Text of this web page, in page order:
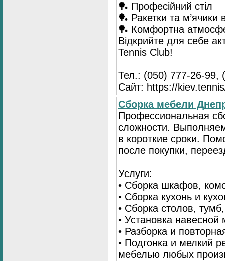
🏓 Професійний стіл
🏓 Ракетки та м’ячики
🏓 Комфортна
Відкрийте для себе
Tennis Club!
Тел.: (050) 777-26-99,
Сайт: https://
Сборка мебели
Профессиональная
сложности.
в короткие сроки.
после покупки,
Услуги:
• Сборка шкафов,
• Сборка кухонь и
• Сборка столов,
• Установка
• Разборка и
• Подгонка и мелкий
мебелью любых